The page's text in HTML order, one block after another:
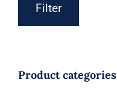
Max.
Filter
Product categories